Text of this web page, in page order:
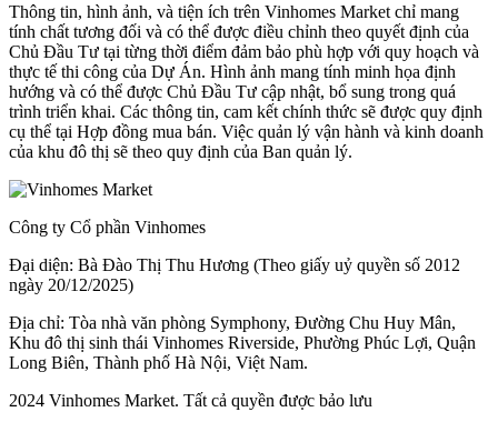
Thông tin, hình ảnh, và tiện ích trên Vinhomes Market chỉ mang
tính chất tương đối và có thể được điều chỉnh theo quyết định của
Chủ Đầu Tư tại từng thời điểm đảm bảo phù hợp với quy hoạch và
thực tế thi công của Dự Án. Hình ảnh mang tính minh họa định
hướng và có thể được Chủ Đầu Tư cập nhật, bổ sung trong quá
trình triển khai. Các thông tin, cam kết chính thức sẽ được quy định
cụ thể tại Hợp đồng mua bán. Việc quản lý vận hành và kinh doanh
của khu đô thị sẽ theo quy định của Ban quản lý.
Công ty Cổ phần Vinhomes
Đại diện: Bà Đào Thị Thu Hương (Theo giấy uỷ quyền số 2012
ngày 20/12/2025)
Địa chỉ: Tòa nhà văn phòng Symphony, Đường Chu Huy Mân,
Khu đô thị sinh thái Vinhomes Riverside, Phường Phúc Lợi, Quận
Long Biên, Thành phố Hà Nội, Việt Nam.
2024 Vinhomes Market. Tất cả quyền được bảo lưu